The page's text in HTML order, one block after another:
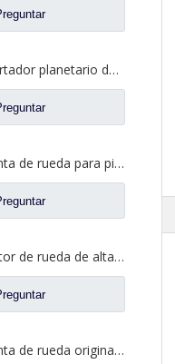
Conjunto de portador planetario de llanta de rueda para repuestos 2405035-DP128 de FAW Jiefang
Conjunto de llanta de rueda para piezas de camiones Foton Auman HFF2405054CK2BZ-1
Conjunto reductor de rueda de alta calidad para repuestos FAW Aowei 2405035-A6E
Conjunto de llanta de rueda original para FAW Aowei Auto Truck Repuestos 2405035-AOE